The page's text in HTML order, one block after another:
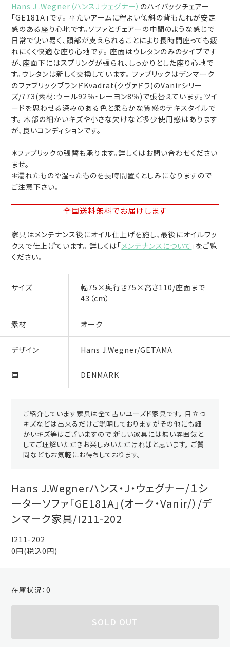
Hans J .Wegner（ハンスＪウェグナー） のハイバックチェアー
「GE181A」です。 平たいアームに程よい傾斜の背もたれが安定
感のある座り心地です。ソファとチェアーの中間のような感じで
日常で使い易く、頭部が支えられることにより長時間座っても疲
れにくく快適な座り心地です。 座面はウレタンのみのタイプです
が、座面下にはスプリングが張られ、しっかりとした座り心地で
す。ウレタンは新しく交換しています。 ファブリックはデンマーク
のファブリックブランドKvadrat(クヴァドラ)のVanirシリー
ズ/773(素材:ウール92％・レーヨン8％)で張替えています。ツイ
ードを思わせる深みのある色と柔らかな質感のテキスタイルで
す。 木部の細かいキズや小さな欠けなど多少使用感はあります
が、良いコンディションです。
＊ファブリックの張替も承ります。詳しくはお問い合わせください
ませ。
＊濡れたものや湿ったものを長時間置くとしみになりますので
ご注意下さい。
全国送料無料でお届けします
家具はメンテナンス後にオイル仕上げを施し、最後にオイルワッ
クスで仕上げています。 詳しくは「メンテナンスについて 」をご覧
ください。
サイズ
幅75×奥行き75×高さ110/座面まで
43（cm）
素材 オーク
デザイン Hans J.Wegner/GETAMA
国 DENMARK
ご紹介しています家具は全て古いユーズド家具です。 目立つ
キズなどは出来るだけご説明しておりますがその他にも細
かいキズ等はございますので 新しい家具には無い雰囲気と
してご理解いただきお楽しみいただければと思います。 ご質
問などもお気軽にお待ちしております。
Hans J.Wegnerハンス・J・ウェグナー/１シ
ーターソファ「GE181A」(オーク・Vanir/）/デ
ンマーク家具/I211-202
I211-202
0円(税込0円)
在庫状況：0
SOLD OUT